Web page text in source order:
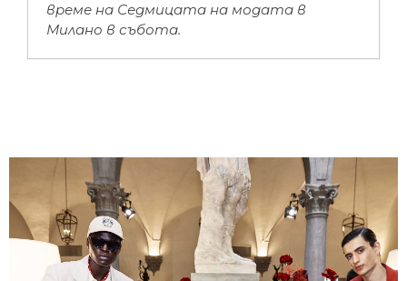
време на Седмицата на модата в
Милано в събота.